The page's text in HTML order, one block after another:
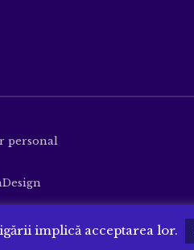
personal
implică acceptarea lor.